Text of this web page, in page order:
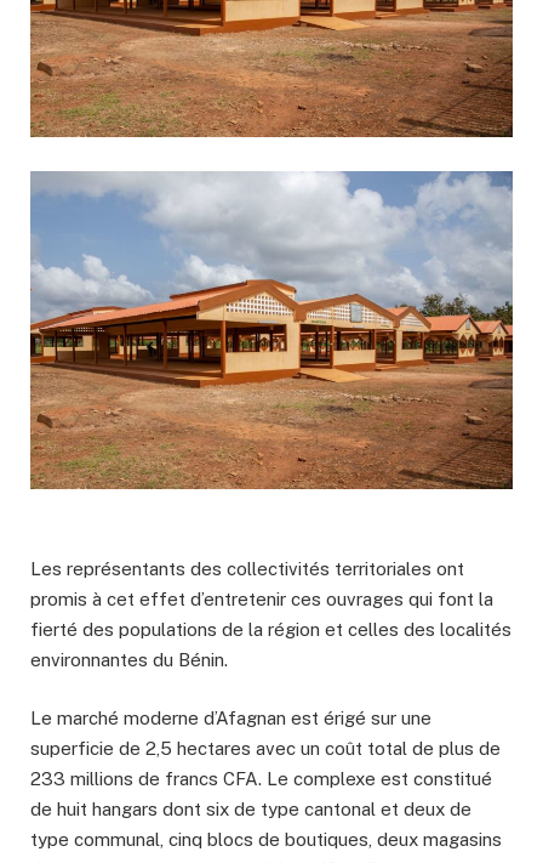
Les représentants des collectivités territoriales ont
promis à cet effet d’entretenir ces ouvrages qui font la
fierté des populations de la région et celles des localités
environnantes du Bénin.
Le marché moderne d’Afagnan est érigé sur une
superficie de 2,5 hectares avec un coût total de plus de
233 millions de francs CFA. Le complexe est constitué
de huit hangars dont six de type cantonal et deux de
type communal, cinq blocs de boutiques, deux magasins